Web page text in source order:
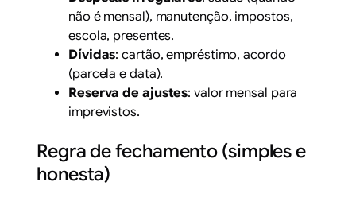
não é mensal), manutenção, impostos,
escola, presentes.
Dívidas: cartão, empréstimo, acordo
(parcela e data).
Reserva de ajustes: valor mensal para
imprevistos.
Regra de fechamento (simples e
honesta)